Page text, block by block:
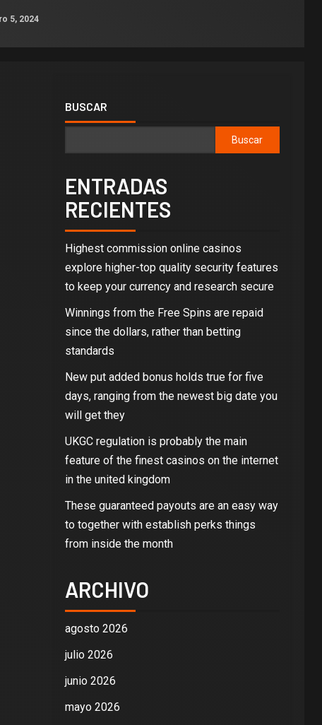
5, 2024
BUSCAR
Buscar
ENTRADAS
RECIENTES
Highest commission online casinos
explore higher-top quality security features
to keep your currency and research secure
Winnings from the Free Spins are repaid
since the dollars, rather than betting
standards
New put added bonus holds true for five
days, ranging from the newest big date you
will get they
UKGC regulation is probably the main
feature of the finest casinos on the internet
in the united kingdom
These guaranteed payouts are an easy way
to together with establish perks things
from inside the month
ARCHIVO
agosto 2026
julio 2026
junio 2026
mayo 2026